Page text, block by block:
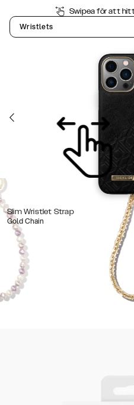
Swipea för att
Wristlets
Slim Wristlet Strap
Gold Chain